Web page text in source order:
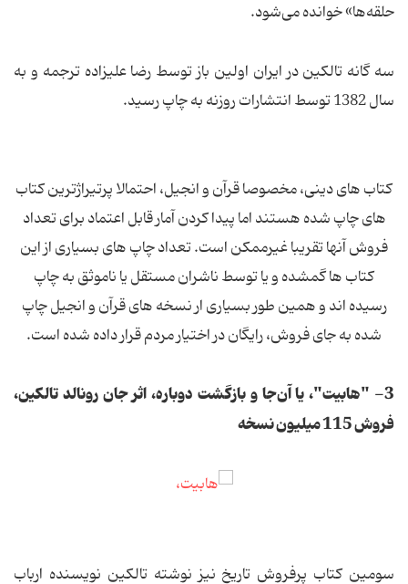
حلقه‌ها» خوانده می‌شود.
سه گانه تالکین در ایران اولین باز توسط رضا علیزاده ترجمه و به
سال 1382 توسط انتشارات روزنه به چاپ رسید.
کتاب های دینی، مخصوصا قرآن و انجیل، احتمالا پرتیراژترین کتاب
های چاپ شده هستند اما پیدا کردن آمار قابل اعتماد برای تعداد
فروش آنها تقریبا غیرممکن است. تعداد چاپ های بسیاری از این
کتاب ها گمشده و یا توسط ناشران مستقل یا ناموثق به چاپ
رسیده اند و همین طور بسیاری ار نسخه های قرآن و انجیل چاپ
شده به جای فروش، رایگان در اختیار مردم قرار داده شده است.
3- "هابیت"، یا آن‌جا و بازگشت دوباره، اثر جان رونالد تالکین،
فروش 115 میلیون نسخه
سومین کتاب پرفروش تاریخ نیز نوشته تالکین نویسنده ارباب